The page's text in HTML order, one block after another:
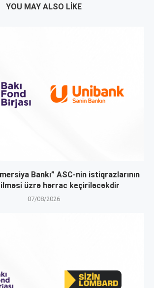
YOU MAY ALSO LIKE
Bankı” ASC-nin istiqrazlarının
üzrə hərrac keçiriləcəkdir
07/08/2026